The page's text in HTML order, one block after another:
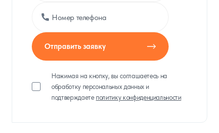
Отправить заявку
Нажимая на кнопку, вы соглашаетесь на
обработку персональных данных и
подтверждаете политику конфиденциальности